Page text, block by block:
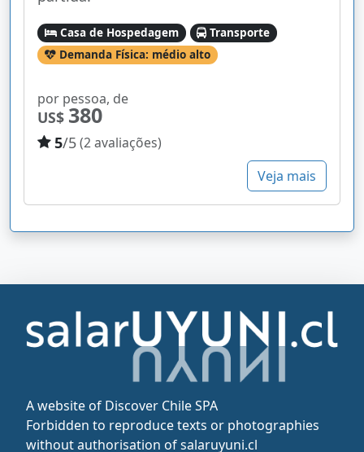
Casa de Hospedagem
Transporte
Demanda Física: médio alto
por pessoa, de
US$ 380
5/5(2 avaliações)
Veja mais
A website of Discover Chile SPA
Forbidden to reproduce texts or photographies
without authorisation of salaruyuni.cl